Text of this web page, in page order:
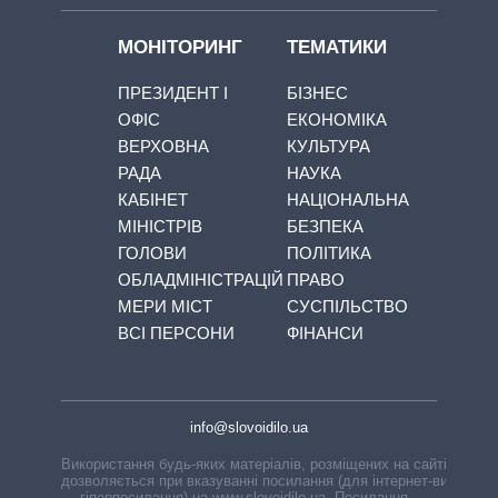
МОНІТОРИНГ
ПРЕЗИДЕНТ І
ОФІС
ВЕРХОВНА
РАДА
КАБІНЕТ
МІНІСТРІВ
ГОЛОВИ
ОБЛАДМІНІСТРАЦІЙ
МЕРИ МІСТ
ВСІ ПЕРСОНИ
ТЕМАТИКИ
БІЗНЕС
ЕКОНОМІКА
КУЛЬТУРА
НАУКА
НАЦІОНАЛЬНА
БЕЗПЕКА
ПОЛІТИКА
ПРАВО
СУСПІЛЬСТВО
ФІНАНСИ
info@slovoidilo.ua
Використання будь-яких матеріалів, розміщених на сайті,
дозволяється при вказуванні посилання (для інтернет-видань